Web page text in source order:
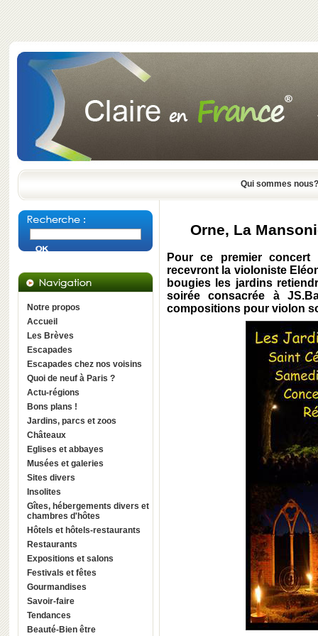
Qui sommes nous?
Notre propos
Accueil
Les Brèves
Escapades
Escapades chez nos voisins
Quoi de neuf à Paris ?
Actu-régions
Bons plans !
Jardins, parcs et zoos
Châteaux
Eglises et abbayes
Musées et galeries
Sites divers
Insolites
Gîtes, hébergements divers et
chambres d'hôtes
Hôtels et hôtels-restaurants
Restaurants
Expositions et salons
Festivals et fêtes
Gourmandises
Savoir-faire
Tendances
Beauté-Bien être
Orne, La
Pour ce premier
recevront la violoniste
bougies les jardins
soirée consacrée à
compositions pour violon